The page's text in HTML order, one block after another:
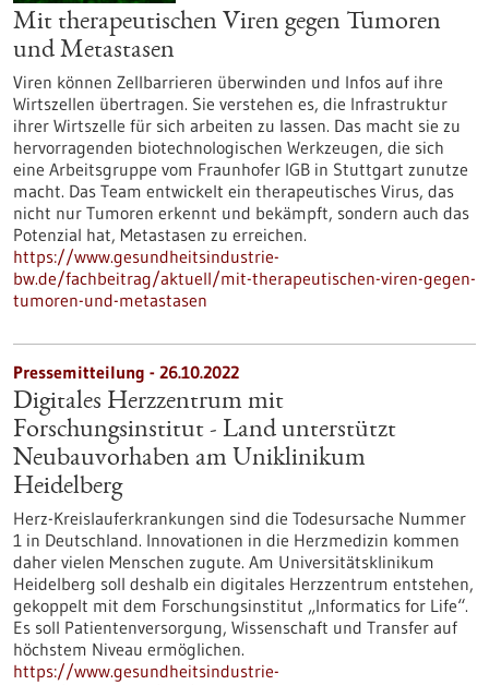
Mit therapeutischen Viren gegen Tumoren
und Metastasen
Viren können Zellbarrieren überwinden und Infos auf ihre
Wirtszellen übertragen. Sie verstehen es, die Infrastruktur
ihrer Wirtszelle für sich arbeiten zu lassen. Das macht sie zu
hervorragenden biotechnologischen Werkzeugen, die sich
eine Arbeitsgruppe vom Fraunhofer IGB in Stuttgart zunutze
macht. Das Team entwickelt ein therapeutisches Virus, das
nicht nur Tumoren erkennt und bekämpft, sondern auch das
Potenzial hat, Metastasen zu erreichen.
https://www.gesundheitsindustrie-
bw.de/fachbeitrag/aktuell/mit-therapeutischen-viren-gegen-
tumoren-und-metastasen
Pressemitteilung - 26.10.2022
Digitales Herzzentrum mit
Forschungsinstitut - Land unterstützt
Neubauvorhaben am Uniklinikum
Heidelberg
Herz-Kreislauferkrankungen sind die Todesursache Nummer
1 in Deutschland. Innovationen in die Herzmedizin kommen
daher vielen Menschen zugute. Am Universitätsklinikum
Heidelberg soll deshalb ein digitales Herzzentrum entstehen,
gekoppelt mit dem Forschungs­institut „Informatics for Life“.
Es soll Patienten­versorgung, Wissenschaft und Transfer auf
höchstem Niveau ermöglichen.
https://www.gesundheitsindustrie-